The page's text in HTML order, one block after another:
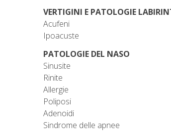
VERTIGINI E PATOLOGIE
Acufeni
Ipoacuste
PATOLOGIE DEL NASO
Sinusite
Rinite
Allergie
Poliposi
Adenoidi
Sindrome delle apnee